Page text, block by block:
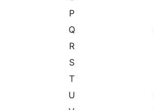
P
Q
R
S
T
U